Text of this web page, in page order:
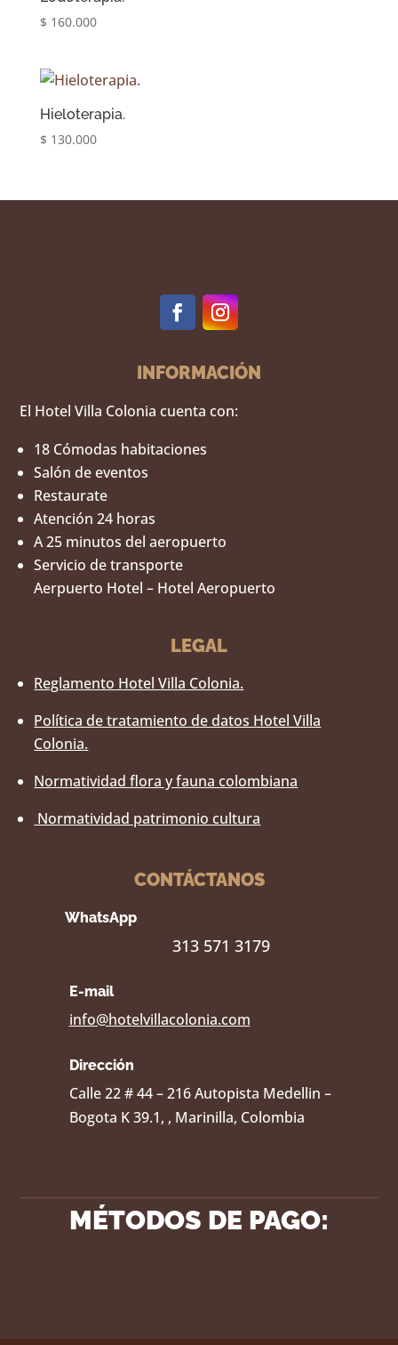
$ 160.000
Hieloterapia.
$ 130.000
INFORMACIÓN
El Hotel Villa Colonia cuenta con:
18 Cómodas habitaciones
Salón de eventos
Restaurate
Atención 24 horas
A 25 minutos del aeropuerto
Servicio de transporte
Aerpuerto Hotel – Hotel Aeropuerto
LEGAL
Reglamento Hotel Villa Colonia.
Política de tratamiento de datos Hotel Villa
Colonia.
Normatividad flora y fauna colombiana
Normatividad patrimonio cultura
CONTÁCTANOS
WhatsApp
313 571 3179
E-mail
info@hotelvillacolonia.com
Dirección
Calle 22 # 44 – 216 Autopista Medellin –
Bogota K 39.1, , Marinilla, Colombia
MÉTODOS DE PAGO: